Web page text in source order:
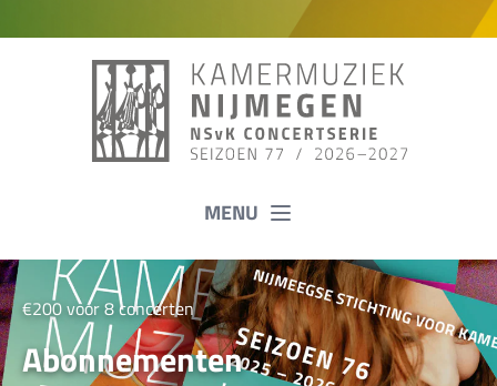
MENU
€200 voor 8 concerten
Abonnementen